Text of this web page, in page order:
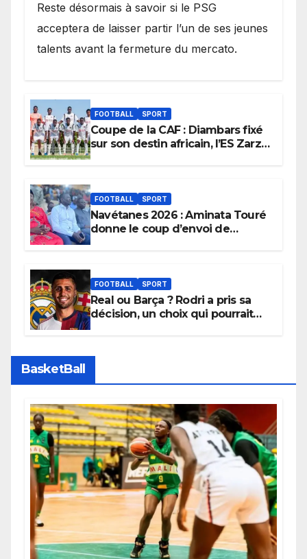
Reste désormais à savoir si le PSG
acceptera de laisser partir l’un de ses jeunes
talents avant la fermeture du mercato.
FOOTBALL SPORT
Coupe de la CAF : Diambars fixé
sur son destin africain, l’ES Zarzis
FOOTBALL SPORT
Navétanes 2026 : Aminata Touré
donne le coup d’envoi de
apaisées.
FOOTBALL SPORT
Real ou Barça ? Rodri a pris sa
décision, un choix qui pourrait
BasketBall